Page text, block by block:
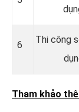
6
Thi công
Tham khảo